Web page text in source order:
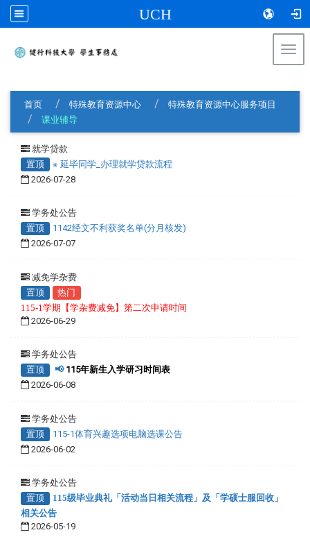
UCH
首页
特殊教育资源中心
特殊教育资源中心服务项目
课业辅导
就学贷款
置顶
※ 延毕同学_办理就学贷款流程
2026-07-28
学务处公告
置顶
1142经文不利获奖名单(分月核发)
2026-07-07
减免学杂费
置顶
热门
115-1学期【学杂费减免】第二次申请时间
2026-06-29
学务处公告
置顶
📢115年新生入学研习时间表
2026-06-08
学务处公告
置顶
115-1体育兴趣选项电脑选课公告
2026-06-02
学务处公告
置顶
115级毕业典礼「活动当日相关流程」及「学硕士服回收」
相关公告
2026-05-19